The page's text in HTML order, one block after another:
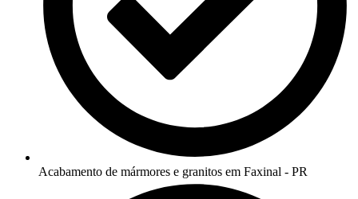
Acabamento de mármores e granitos em Faxinal - PR